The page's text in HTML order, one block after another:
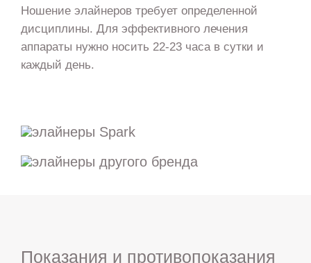
Ношение элайнеров требует определенной
дисциплины. Для эффективного лечения
аппараты нужно носить 22-23 часа в сутки и
каждый день.
Показания и противопоказания